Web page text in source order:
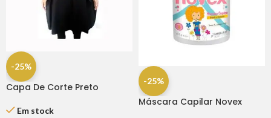
-25%
Capa De Corte Preto
Lovecape
Em stock
-25%
Máscara Capilar Novex